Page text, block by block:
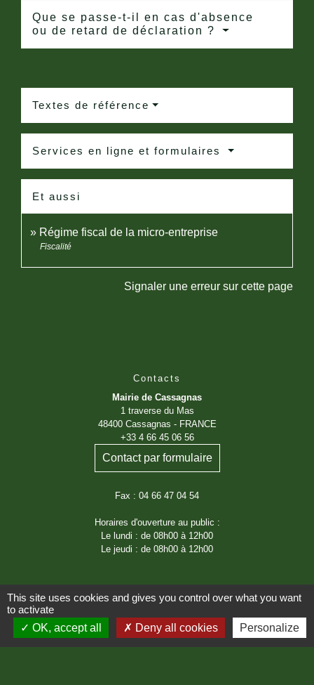
Que se passe-t-il en cas d'absence
ou de retard de déclaration ?
Textes de référence
Services en ligne et formulaires
Et aussi
Régime fiscal de la micro-entreprise
Fiscalité
Signaler une erreur sur cette page
Contacts
Mairie de Cassagnas
1 traverse du Mas
48400 Cassagnas - FRANCE
+33 4 66 45 06 56
Contact par formulaire
Fax : 04 66 47 04 54
Horaires d'ouverture au public :
Le lundi : de 08h00 à 12h00
Le jeudi : de 08h00 à 12h00
Liens
This site uses cookies and gives you control over what you want
to activate
OK, accept all
Deny all cookies Personalize